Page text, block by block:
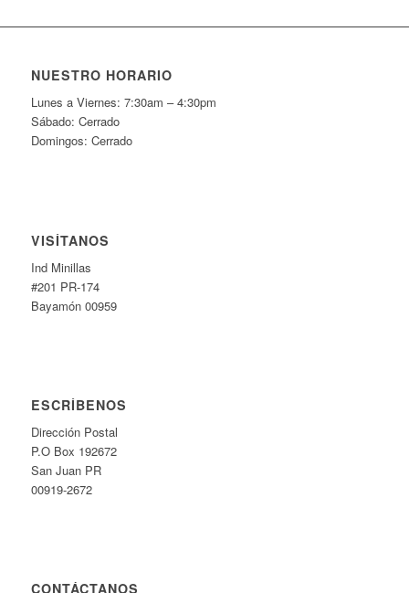
NUESTRO HORARIO
Lunes a Viernes: 7:30am – 4:30pm
Sábado: Cerrado
Domingos: Cerrado
VISÍTANOS
Ind Minillas
#201 PR-174
Bayamón 00959
ESCRÍBENOS
Dirección Postal
P.O Box 192672
San Juan PR
00919-2672
CONTÁCTANOS